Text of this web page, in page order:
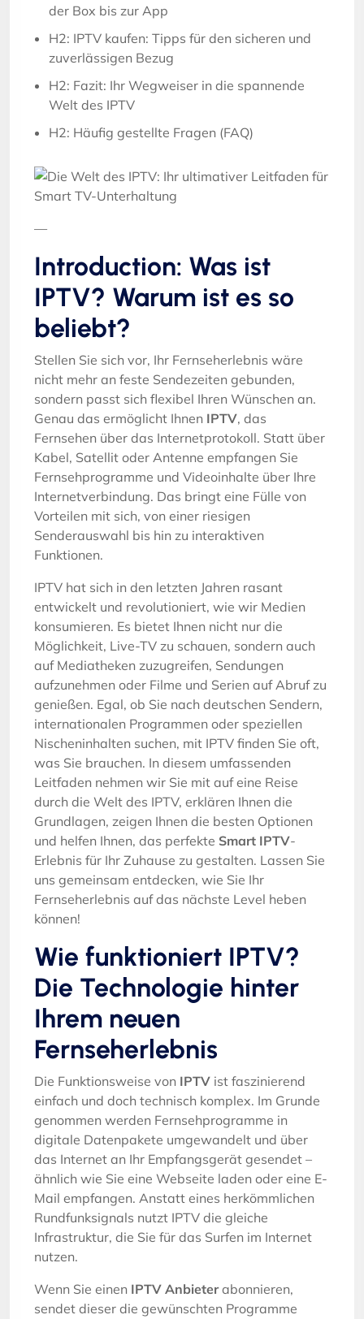
der Box bis zur App
H2: IPTV kaufen: Tipps für den sicheren und
zuverlässigen Bezug
H2: Fazit: Ihr Wegweiser in die spannende
Welt des IPTV
H2: Häufig gestellte Fragen (FAQ)
—
Introduction: Was ist
IPTV? Warum ist es so
beliebt?
Stellen Sie sich vor, Ihr Fernseherlebnis wäre
nicht mehr an feste Sendezeiten gebunden,
sondern passt sich flexibel Ihren Wünschen an.
Genau das ermöglicht Ihnen IPTV, das
Fernsehen über das Internetprotokoll. Statt über
Kabel, Satellit oder Antenne empfangen Sie
Fernsehprogramme und Videoinhalte über Ihre
Internetverbindung. Das bringt eine Fülle von
Vorteilen mit sich, von einer riesigen
Senderauswahl bis hin zu interaktiven
Funktionen.
IPTV hat sich in den letzten Jahren rasant
entwickelt und revolutioniert, wie wir Medien
konsumieren. Es bietet Ihnen nicht nur die
Möglichkeit, Live-TV zu schauen, sondern auch
auf Mediatheken zuzugreifen, Sendungen
aufzunehmen oder Filme und Serien auf Abruf zu
genießen. Egal, ob Sie nach deutschen Sendern,
internationalen Programmen oder speziellen
Nischeninhalten suchen, mit IPTV finden Sie oft,
was Sie brauchen. In diesem umfassenden
Leitfaden nehmen wir Sie mit auf eine Reise
durch die Welt des IPTV, erklären Ihnen die
Grundlagen, zeigen Ihnen die besten Optionen
und helfen Ihnen, das perfekte Smart IPTV-
Erlebnis für Ihr Zuhause zu gestalten. Lassen Sie
uns gemeinsam entdecken, wie Sie Ihr
Fernseherlebnis auf das nächste Level heben
können!
Wie funktioniert IPTV?
Die Technologie hinter
Ihrem neuen
Fernseherlebnis
Die Funktionsweise von IPTV ist faszinierend
einfach und doch technisch komplex. Im Grunde
genommen werden Fernsehprogramme in
digitale Datenpakete umgewandelt und über
das Internet an Ihr Empfangsgerät gesendet –
ähnlich wie Sie eine Webseite laden oder eine E-
Mail empfangen. Anstatt eines herkömmlichen
Rundfunksignals nutzt IPTV die gleiche
Infrastruktur, die Sie für das Surfen im Internet
nutzen.
Wenn Sie einen IPTV Anbieterabonnieren,
sendet dieser die gewünschten Programme